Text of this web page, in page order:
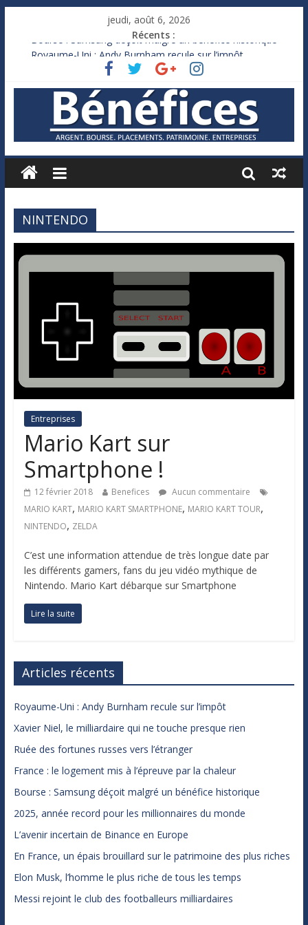
jeudi, août 6, 2026
Récents :
Bourse : Samsung déçoit malgré un bénéfice historique
Royaume-Uni : Andy Burnham recule sur l’impôt
Xavier Niel, le milliardaire qui ne touche presque rien
Ruée des fortunes russes vers l’étranger
France : le logement mis à l’épreuve par la chaleur
NINTENDO
Entreprises
Mario Kart sur
Smartphone !
12 février 2018 Benefices
Aucun commentaire
MARIO KART, MARIO KART SMARTPHONE, MARIO KART TOUR,
NINTENDO, ZELDA
C’est une information attendue de très longue date par
les différents gamers, fans du jeu vidéo mythique de
Nintendo. Mario Kart débarque sur Smartphone
Lire la suite
Articles récents
Royaume-Uni : Andy Burnham recule sur l’impôt
Xavier Niel, le milliardaire qui ne touche presque rien
Ruée des fortunes russes vers l’étranger
France : le logement mis à l’épreuve par la chaleur
Bourse : Samsung déçoit malgré un bénéfice historique
2025, année record pour les millionnaires du monde
L’avenir incertain de Binance en Europe
En France, un épais brouillard sur le patrimoine des plus riches
Elon Musk, l’homme le plus riche de tous les temps
Messi rejoint le club des footballeurs milliardaires